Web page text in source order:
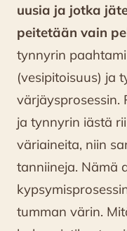
uusia ja jotka
peitetään vain
tynnyrin
(vesipitoisuus) ja
värjäysprosessin.
ja tynnyrin iästä
väriaineita, niin
tanniineja. Nämä
tumman värin.